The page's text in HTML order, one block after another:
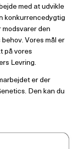
med at udvikle
konkurrencedygtig
den
Vores mål er
på vores
Levring.
er der
Den kan du